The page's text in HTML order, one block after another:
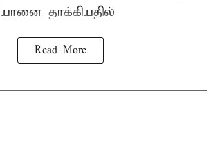
யானை தாக்கியதில்
Read More